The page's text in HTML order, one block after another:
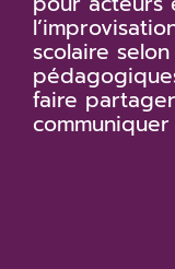
scolaire
faire